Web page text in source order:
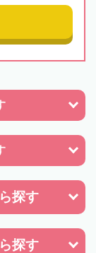
探す
探す